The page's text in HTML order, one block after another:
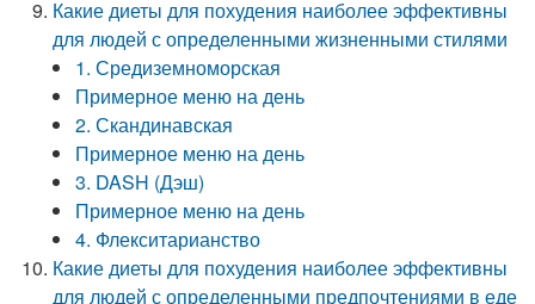
Какие диеты для похудения наиболее эффективны
для людей с определенными жизненными стилями
1. Средиземноморская
Примерное меню на день
2. Скандинавская
Примерное меню на день
3. DASH (Дэш)
Примерное меню на день
4. Флекситарианство
Какие диеты для похудения наиболее эффективны
для людей с определенными предпочтениями в еде